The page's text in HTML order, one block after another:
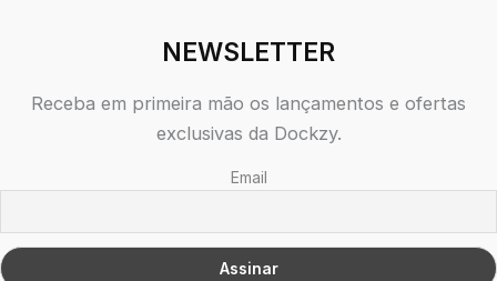
NEWSLETTER
Receba em primeira mão os lançamentos e ofertas
exclusivas da Dockzy.
Email